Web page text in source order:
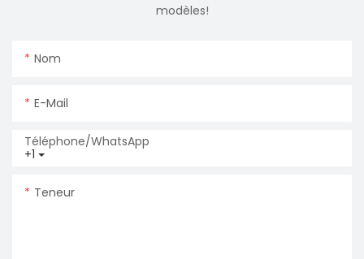
modèles!
Nom
E-Mail
+1
Téléphone/WhatsApp
Teneur